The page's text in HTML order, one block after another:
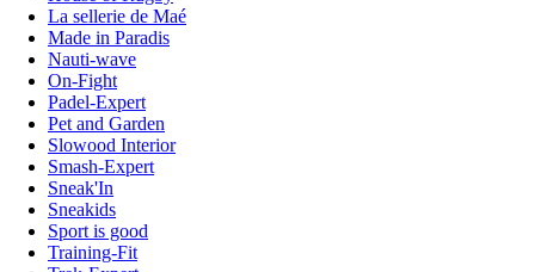
La sellerie de Maé
Made in Paradis
Nauti-wave
On-Fight
Padel-Expert
Pet and Garden
Slowood Interior
Smash-Expert
Sneak'In
Sneakids
Sport is good
Training-Fit